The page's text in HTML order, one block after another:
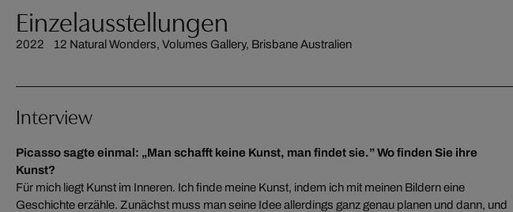
Einzelausstellungen
2022 12 Natural Wonders, Volumes Gallery, Brisbane Australien
Interview
Picasso sagte einmal: „Man schafft keine Kunst, man findet sie.” Wo finden Sie ihre
Kunst?
Für mich liegt Kunst im Inneren. Ich finde meine Kunst, indem ich mit meinen Bildern eine
Geschichte erzähle. Zunächst muss man seine Idee allerdings ganz genau planen und dann, und